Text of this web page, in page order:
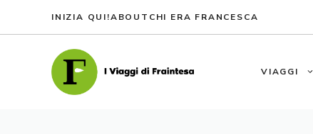
INIZIA QUI!ABOUT CHI ERA FRANCESCA
VIAGGI